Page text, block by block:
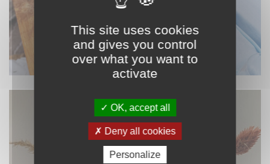
This site uses cookies
and gives you control
over what you want to
activate
OK, accept all
Deny all cookies
Personalize